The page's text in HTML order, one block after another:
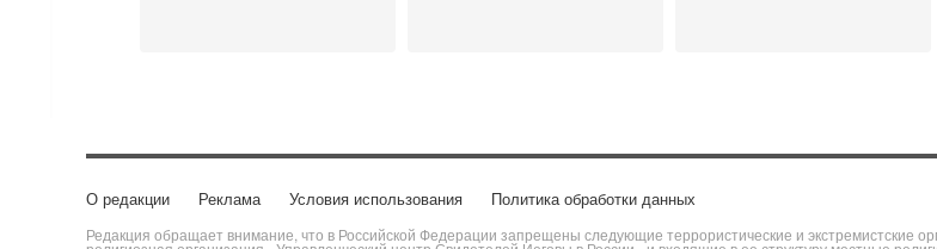
О редакции Реклама Условия использования Политика обработки данных
Редакция обращает внимание, что в Российской Федерации запрещены следующие террористические и экстремистские